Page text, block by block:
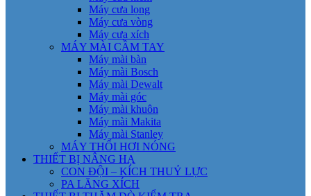
Máy cưa lọng
Máy cưa vòng
Máy cưa xích
MÁY MÀI CẦM TAY
Máy mài bàn
Máy mài Bosch
Máy mài Dewalt
Máy mài góc
Máy mài khuôn
Máy mài Makita
Máy mài Stanley
MÁY THỔI HƠI NÓNG
THIẾT BỊ NÂNG HẠ
CON ĐỘI – KÍCH THUỶ LỰC
PA LĂNG XÍCH